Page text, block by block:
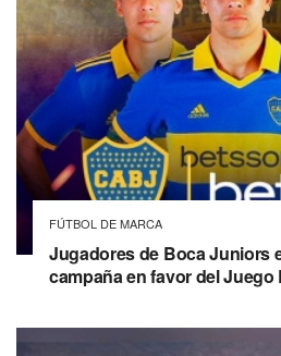
FÚTBOL DE MARCA
Jugadores de Boca Juniors
campaña en favor del